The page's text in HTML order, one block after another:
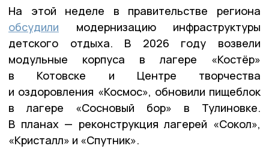
На этой неделе в правительстве региона
обсудили модернизацию инфраструктуры
детского отдыха. В 2026 году возвели
модульные корпуса в лагере «Костёр»
в Котовске и Центре творчества
и оздоровления «Космос», обновили пищеблок
в лагере «Сосновый бор» в Тулиновке.
В планах — реконструкция лагерей «Сокол»,
«Кристалл» и «Спутник».